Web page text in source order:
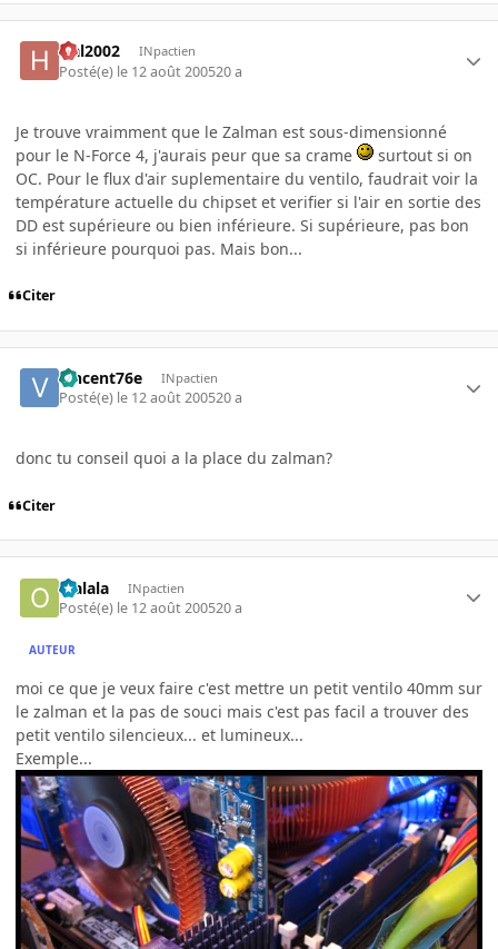
Hal2002 INpactien
Posté(e) le 12 août 200520 a
Je trouve vraimment que le Zalman est sous-dimensionné
pour le N-Force 4, j'aurais peur que sa crame
surtout si on
OC. Pour le flux d'air suplementaire du ventilo, faudrait voir la
température actuelle du chipset et verifier si l'air en sortie des
DD est supérieure ou bien inférieure. Si supérieure, pas bon
si inférieure pourquoi pas. Mais bon...
Citer
vincent76e INpactien
Posté(e) le 12 août 200520 a
donc tu conseil quoi a la place du zalman?
Citer
olalala INpactien
Posté(e) le 12 août 200520 a
AUTEUR
moi ce que je veux faire c'est mettre un petit ventilo 40mm sur
le zalman et la pas de souci mais c'est pas facil a trouver des
petit ventilo silencieux... et lumineux...
Exemple...